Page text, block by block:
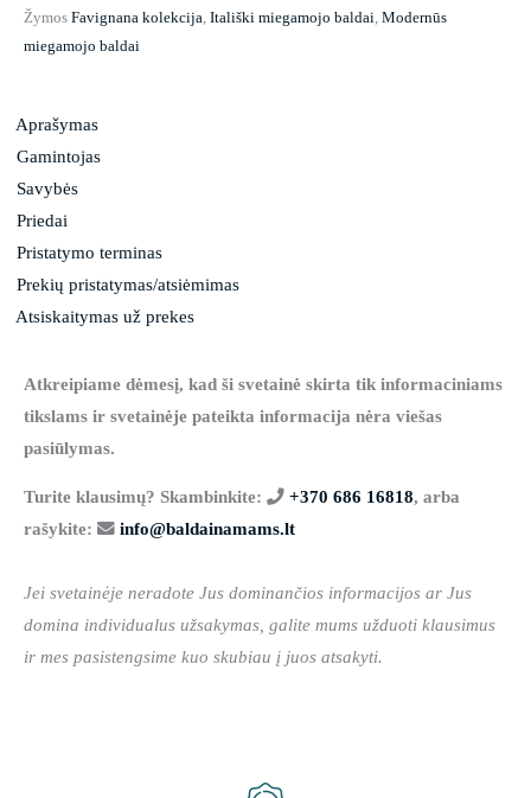
Žymos Favignana kolekcija, Itališki miegamojo baldai, Modernūs
miegamojo baldai
Aprašymas
Gamintojas
Savybės
Priedai
Pristatymo terminas
Prekių pristatymas/atsiėmimas
Atsiskaitymas už prekes
Atkreipiame dėmesį, kad ši svetainė skirta tik informaciniams
tikslams ir svetainėje pateikta informacija nėra viešas
pasiūlymas.
Turite klausimų? Skambinkite: +370 686 16818, arba
rašykite:
info@baldainamams.lt
Jei svetainėje neradote Jus dominančios informacijos ar Jus
domina individualus užsakymas, galite mums užduoti klausimus
ir mes pasistengsime kuo skubiau į juos atsakyti.